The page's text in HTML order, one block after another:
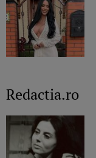
Redactia.ro